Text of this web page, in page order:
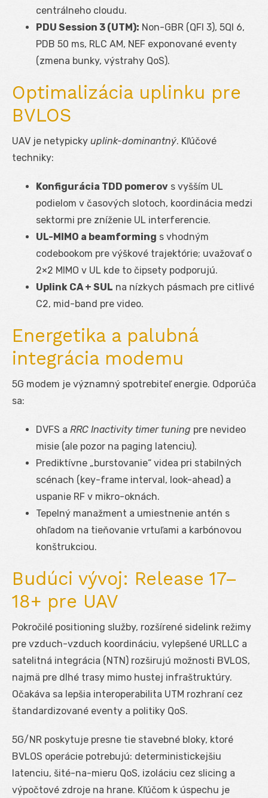
centrálneho cloudu.
PDU Session 3 (UTM): Non-GBR (QFI 3), 5QI 6,
PDB 50 ms, RLC AM, NEF exponované eventy
(zmena bunky, výstrahy QoS).
Optimalizácia uplinku pre
BVLOS
UAV je netypicky uplink-dominantný. Kľúčové
techniky:
Konfigurácia TDD pomerov s vyšším UL
podielom v časových slotoch, koordinácia medzi
sektormi pre zníženie UL interferencie.
UL-MIMO a beamforming s vhodným
codebookom pre výškové trajektórie; uvažovať o
2×2 MIMO v UL kde to čipsety podporujú.
Uplink CA + SUL na nízkych pásmach pre citlivé
C2, mid-band pre video.
Energetika a palubná
integrácia modemu
5G modem je významný spotrebiteľ energie. Odporúča
sa:
DVFS a RRC Inactivity timer tuning pre nevideo
misie (ale pozor na paging latenciu).
Prediktívne „burstovanie“ videa pri stabilných
scénach (key-frame interval, look-ahead) a
uspanie RF v mikro-oknách.
Tepelný manažment a umiestnenie antén s
ohľadom na tieňovanie vrtuľami a karbónovou
konštrukciou.
Budúci vývoj: Release 17–
18+ pre UAV
Pokročilé positioning služby, rozšírené sidelink režimy
pre vzduch-vzduch koordináciu, vylepšené URLLC a
satelitná integrácia (NTN) rozširujú možnosti BVLOS,
najmä pre dlhé trasy mimo hustej infraštruktúry.
Očakáva sa lepšia interoperabilita UTM rozhraní cez
štandardizované eventy a politiky QoS.
5G/NR poskytuje presne tie stavebné bloky, ktoré
BVLOS operácie potrebujú: deterministickejšiu
latenciu, šité-na-mieru QoS, izoláciu cez slicing a
výpočtové zdroje na hrane. Kľúčom k úspechu je